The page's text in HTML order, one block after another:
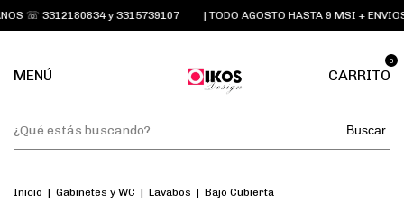
☏ 3312180834 y 3315739107 | TODO AGOSTO HASTA 9 MSI +
MENÚ CARRITO
0
Buscar
Inicio | Gabinetes y WC | Lavabos | Bajo Cubierta